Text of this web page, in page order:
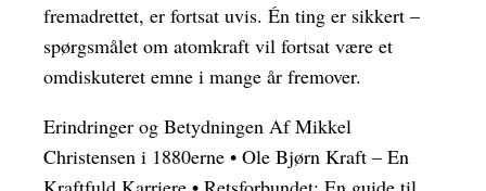
fremadrettet, er fortsat uvis. Én ting er sikkert –
spørgsmålet om atomkraft vil fortsat være et
omdiskuteret emne i mange år fremover.
Erindringer og Betydningen Af Mikkel
Christensen i 1880erne • Ole Bjørn Kraft – En